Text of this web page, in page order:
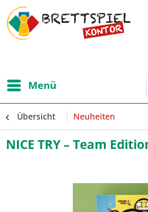
Menü
Übersicht Neuheiten
NICE TRY – Team